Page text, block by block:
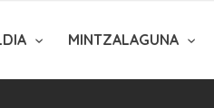
MINTZALAGUNA